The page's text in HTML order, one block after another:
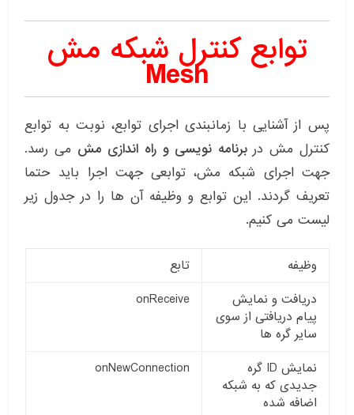
توابع کنترل شبکه مش
Mesh
پس از آشنایی با زمانبندی اجرای توابع، نوبت به توابع
کنترل مش دربرنامه نویسی و راه اندازی مش می رسد.
جهت اجرای شبکه مش، توابعی جهت اجرا باید حتما
تعریف گردند. این توابع و وظیفه آن ها را در جدول زیر
لیست می کنیم.
وظیفه
تابع
دریافت و نمایش
پیام دریافتی از سوی
سایر گره ها
onReceive
نمایش ID گره
جدیدی که به شبکه
اضافه شده
onNewConnection